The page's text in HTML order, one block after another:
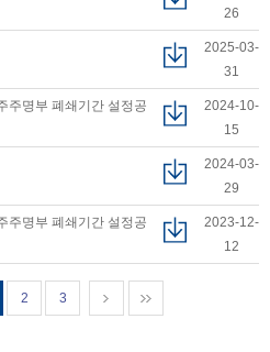
26
2025-03-
31
주명부 폐쇄기간 설정공
2024-10-
15
2024-03-
29
주명부 폐쇄기간 설정공
2023-12-
12
2 3